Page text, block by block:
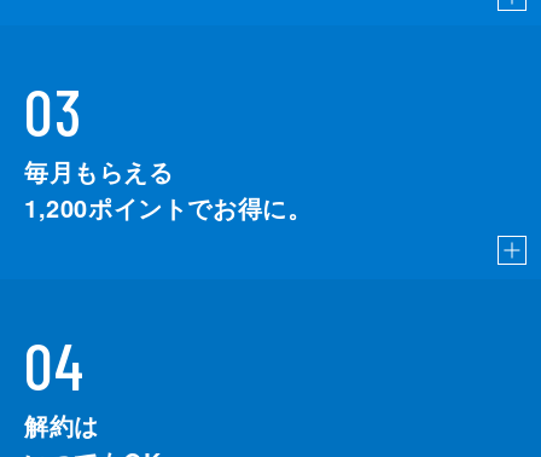
03
毎月もらえる
1,200ポイントでお得に。
04
解約は